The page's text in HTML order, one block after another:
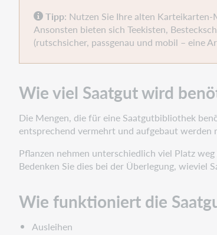
Tipp: Nutzen Sie Ihre alten
Ansonsten bieten sich Teekisten,
(rutschsicher, passgenau und mobil – eine
Wie viel Saatgut wird
Die Mengen, die für eine Saatgutbibliothek
entsprechend vermehrt und aufgebaut werden
Pflanzen nehmen unterschiedlich viel Platz
Bedenken Sie dies bei der Überlegung, wieviel
Wie funktioniert die
Ausleihen